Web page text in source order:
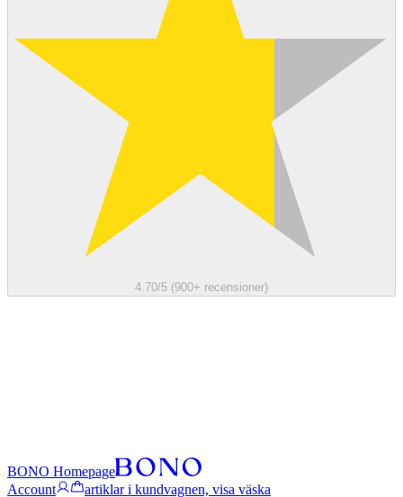
4.70/5 (900+ recensioner)
BONO Homepage
Account
artiklar i kundvagnen, visa väska